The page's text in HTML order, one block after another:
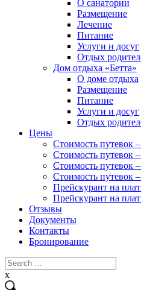
О санатории
Размещение
Лечение
Питание
Услуги и досуг
Отдых
Дом отдыха «Бетта»
О доме отдыха
Размещение
Питание
Услуги и досуг
Отдых
Цены
Стоимость путевок
Стоимость путевок
Стоимость путевок
Стоимость путевок
Прейскурант на
Прейскурант на
Отзывы
Документы
Контакты
Бронирование
Search
for:
x